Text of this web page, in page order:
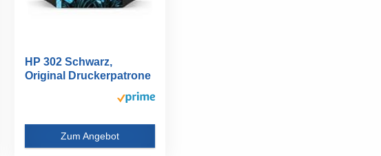
HP 302 Schwarz,
Original Druckerpatrone
Zum Angebot